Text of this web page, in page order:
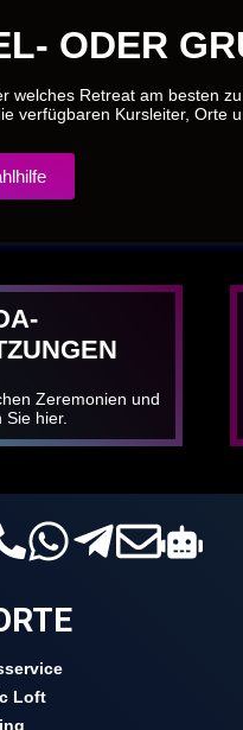
ODER
Retreat am besten
verfügbaren Kursleiter, Orte
Zeremonien und
hier.
Loft